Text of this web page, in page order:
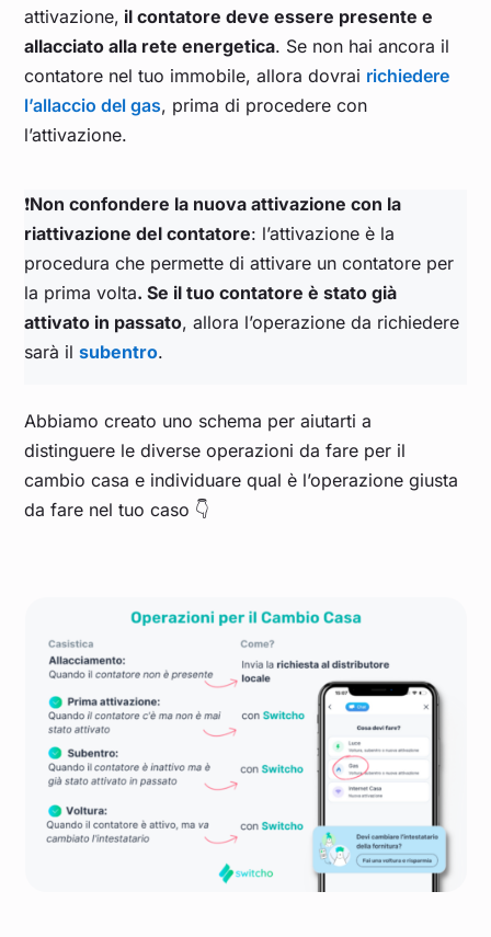
attivazione, il contatore deve essere presente e
allacciato alla rete energetica. Se non hai ancora il
contatore nel tuo immobile, allora dovrai richiedere
l’allaccio del gas, prima di procedere con
l’attivazione.
❗Non confondere la nuova attivazione con la
riattivazione del contatore: l’attivazione è la
procedura che permette di attivare un contatore per
la prima volta. Se il tuo contatore è stato già
attivato in passato, allora l’operazione da richiedere
sarà ilsubentro.
Abbiamo creato uno schema per aiutarti a
distinguere le diverse operazioni da fare per il
cambio casa e individuare qual è l’operazione giusta
da fare nel tuo caso 👇